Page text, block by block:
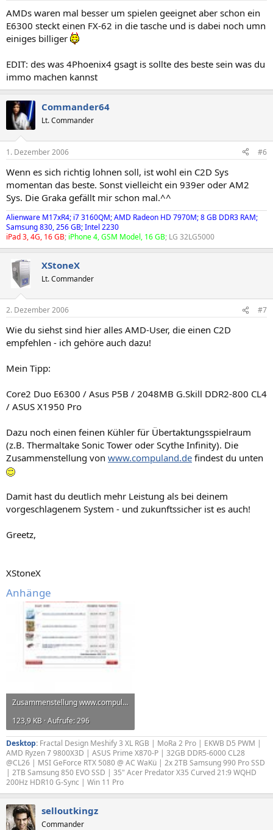
AMDs waren mal besser um spielen geeignet aber schon ein
E6300 steckt einen FX-62 in die tasche und is dabei noch umn
einiges billiger
EDIT: des was 4Phoenix4 gsagt is sollte des beste sein was du
immo machen kannst
Commander64
Lt. Commander
1. Dezember 2006 #6
Wenn es sich richtig lohnen soll, ist wohl ein C2D Sys
momentan das beste. Sonst vielleicht ein 939er oder AM2
Sys. Die Graka gefällt mir schon mal.^^
Alienware M17xR4; i7 3160QM; AMD Radeon HD 7970M; 8 GB DDR3 RAM;
Samsung 830, 256 GB; Intel 2230
iPad 3, 4G, 16 GB; iPhone 4, GSM Model, 16 GB; LG 32LG5000
XStoneX
Lt. Commander
2. Dezember 2006 #7
Wie du siehst sind hier alles AMD-User, die einen C2D
empfehlen - ich gehöre auch dazu!
Mein Tipp:
Core2 Duo E6300 / Asus P5B / 2048MB G.Skill DDR2-800 CL4
/ ASUS X1950 Pro
Dazu noch einen feinen Kühler für Übertaktungsspielraum
(z.B. Thermaltake Sonic Tower oder Scythe Infinity). Die
Zusammenstellung von www.compuland.de findest du unten
Damit hast du deutlich mehr Leistung als bei deinem
vorgeschlagenem System - und zukunftssicher ist es auch!
Greetz,
XStoneX
Anhänge
Zusammenstellung www.compuland.de.jpg
123,9 KB · Aufrufe: 296
Desktop: Fractal Design Meshify 3 XL RGB | MoRa 2 Pro | EKWB D5 PWM |
AMD Ryzen 7 9800X3D | ASUS Prime X870-P | 32GB DDR5-6000 CL28
@CL26 | MSI GeForce RTX 5080 @ AC WaKü | 2x 2TB Samsung 990 Pro SSD
| 2TB Samsung 850 EVO SSD | 35" Acer Predator X35 Curved 21:9 WQHD
200Hz HDR10 G-Sync | Win 11 Pro
selloutkingz
Commander